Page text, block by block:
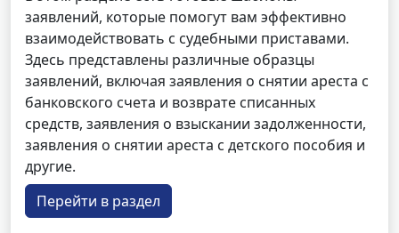
заявлений, которые помогут вам эффективно
взаимодействовать с судебными приставами.
Здесь представлены различные образцы
заявлений, включая заявления о снятии ареста с
банковского счета и возврате списанных
средств, заявления о взыскании задолженности,
заявления о снятии ареста с детского пособия и
другие.
Перейти в раздел